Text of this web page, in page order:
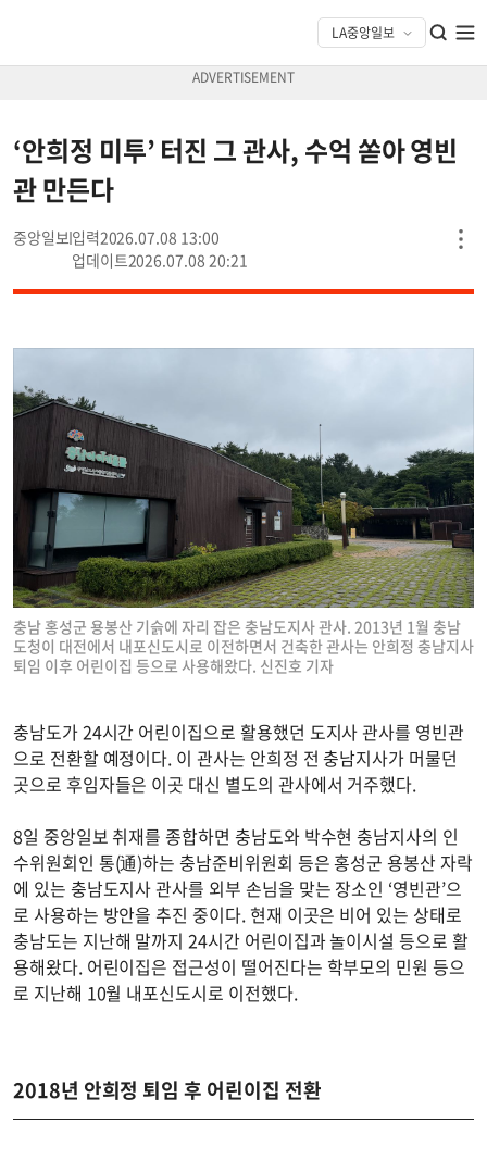
‘안희정 미투’ 터진 그 관사, 수억 쏟아 영빈
관 만든다
중앙일보
2026.07.08 13:00
2026.07.08 20:21
충남 홍성군 용봉산 기슭에 자리 잡은 충남도지사 관사. 2013년 1월 충남
도청이 대전에서 내포신도시로 이전하면서 건축한 관사는 안희정 충남지사
퇴임 이후 어린이집 등으로 사용해왔다. 신진호 기자
충남도가 24시간 어린이집으로 활용했던 도지사 관사를 영빈관
으로 전환할 예정이다. 이 관사는 안희정 전 충남지사가 머물던
곳으로 후임자들은 이곳 대신 별도의 관사에서 거주했다.
8일 중앙일보 취재를 종합하면 충남도와 박수현 충남지사의 인
수위원회인 통(通)하는 충남준비위원회 등은 홍성군 용봉산 자락
에 있는 충남도지사 관사를 외부 손님을 맞는 장소인 ‘영빈관’으
로 사용하는 방안을 추진 중이다. 현재 이곳은 비어 있는 상태로
충남도는 지난해 말까지 24시간 어린이집과 놀이시설 등으로 활
용해왔다. 어린이집은 접근성이 떨어진다는 학부모의 민원 등으
로 지난해 10월 내포신도시로 이전했다.
2018년 안희정 퇴임 후 어린이집 전환